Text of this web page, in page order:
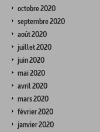
octobre 2020
septembre 2020
août 2020
juillet 2020
juin 2020
mai 2020
avril 2020
mars 2020
février 2020
janvier 2020